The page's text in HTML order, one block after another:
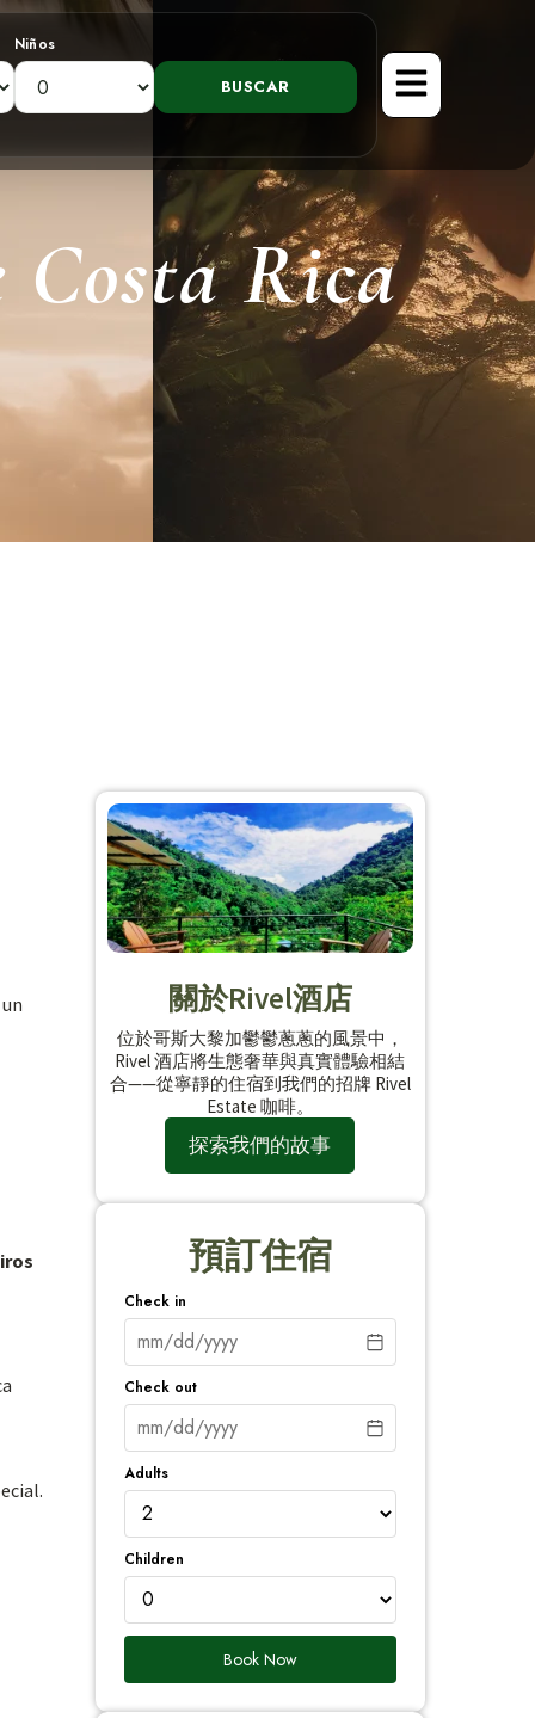
Niños
Rica
關於Rivel酒店
位於哥斯大黎加鬱鬱蔥蔥的風景中，
Rivel 酒店將生態奢華與真實體驗相結
合——從寧靜的住宿到我們的招牌 Rivel
Estate 咖啡。
探索我們的故事
預訂住宿
Check in
Check out
Adults
Children
Book Now